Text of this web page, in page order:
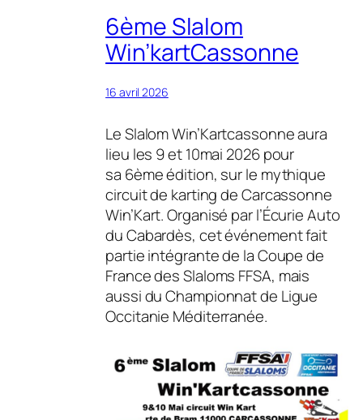
6ème Slalom
Win’kartCassonne
16 avril 2026
Le Slalom Win’Kartcassonne aura
lieu les 9 et 10mai 2026 pour
sa 6ème édition, sur le mythique
circuit de karting de Carcassonne
Win’Kart. Organisé par l’Écurie Auto
du Cabardès, cet événement fait
partie intégrante de la Coupe de
France des Slaloms FFSA, mais
aussi du Championnat de Ligue
Occitanie Méditerranée.